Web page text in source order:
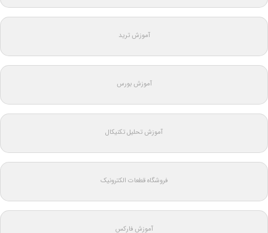
آموزش ترید
آموزش بورس
آموزش تحلیل تکنیکال
فروشگاه قطعات الکترونیک
آموزش فارکس